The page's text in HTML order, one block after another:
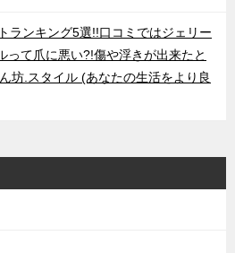
ランキング5選!!口コミではジェリー
って爪に悪い?!傷や浮きが出来たと
坊.スタイル (あなたの生活をより良